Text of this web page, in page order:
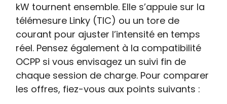
kW tournent ensemble. Elle s’appuie sur la
télémesure Linky (TIC) ou un tore de
courant pour ajuster l’intensité en temps
réel. Pensez également à la compatibilité
OCPP si vous envisagez un suivi fin de
chaque session de charge. Pour comparer
les offres, fiez-vous aux points suivants :